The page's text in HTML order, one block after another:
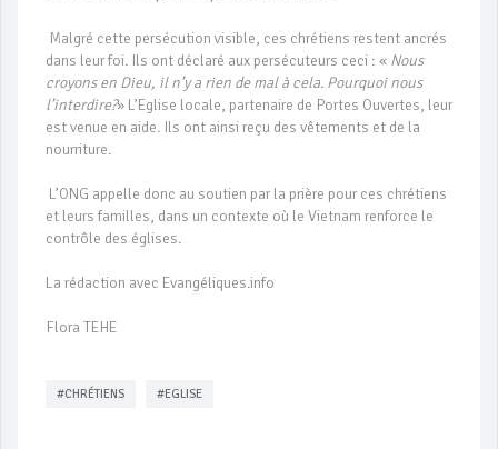
Malgré cette persécution visible, ces chrétiens restent ancrés
dans leur foi. Ils ont déclaré aux persécuteurs ceci : « Nous
croyons en Dieu, il n’y a rien de mal à cela. Pourquoi nous
l’interdire?» L’Eglise locale, partenaire de Portes Ouvertes, leur
est venue en aide. Ils ont ainsi reçu des vêtements et de la
nourriture.
L’ONG appelle donc au soutien par la prière pour ces chrétiens
et leurs familles, dans un contexte où le Vietnam renforce le
contrôle des églises.
La rédaction avec Evangéliques.info
Flora TEHE
#CHRÉTIENS #EGLISE